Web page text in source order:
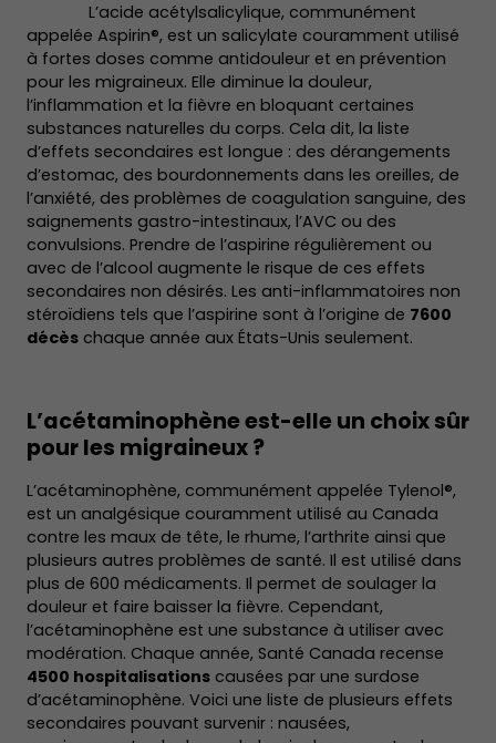
L’acide acétylsalicylique, communément
appelée Aspirin®, est un salicylate couramment utilisé
à fortes doses comme antidouleur et en prévention
pour les migraineux. Elle diminue la douleur,
l’inflammation et la fièvre en bloquant certaines
substances naturelles du corps. Cela dit, la liste
d’effets secondaires est longue : des dérangements
d’estomac, des bourdonnements dans les oreilles, de
l’anxiété, des problèmes de coagulation sanguine, des
saignements gastro-intestinaux, l’AVC ou des
convulsions. Prendre de l’aspirine régulièrement ou
avec de l’alcool augmente le risque de ces effets
secondaires non désirés. Les anti-inflammatoires non
stéroïdiens tels que l’aspirine sont à l’origine de 7600
décès chaque année aux États-Unis seulement.
L’acétaminophène est-elle un choix sûr
pour les migraineux ?
L’acétaminophène, communément appelée Tylenol®,
est un analgésique couramment utilisé au Canada
contre les maux de tête, le rhume, l’arthrite ainsi que
plusieurs autres problèmes de santé. Il est utilisé dans
plus de 600 médicaments. Il permet de soulager la
douleur et faire baisser la fièvre. Cependant,
l’acétaminophène est une substance à utiliser avec
modération. Chaque année, Santé Canada recense
4500 hospitalisations causées par une surdose
d’acétaminophène. Voici une liste de plusieurs effets
secondaires pouvant survenir : nausées,